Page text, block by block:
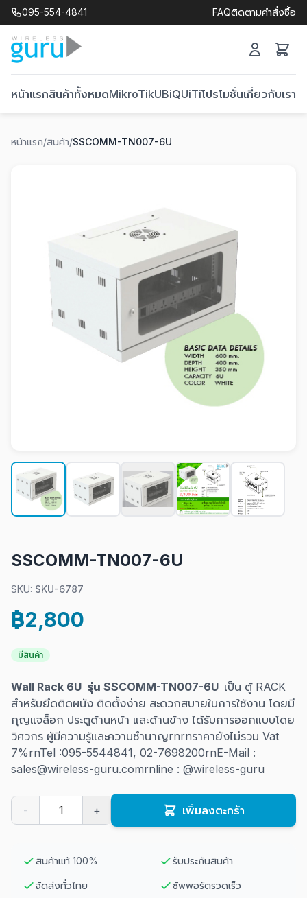
095-554-4841 FAQติดตามคำสั่งซื้อ
หน้าแรกสินค้าทั้งหมดMikroTikUBiQUiTiโปรโมชั่นเกี่ยวกับเรา
หน้าแรก/สินค้า/SSCOMM-TN007-6U
SSCOMM-TN007-6U
SKU: SKU-6787
฿2,800
มีสินค้า
Wall Rack 6U รุ่น SSCOMM-TN007-6U เป็น ตู้ RACK
สำหรับยึดติดผนัง ติดตั้งง่าย สะดวกสบายในการใช้งาน โดยมี
กุญแจล็อก ประตูด้านหน้า และด้านข้าง ได้รับการออกแบบโดย
วิศวกร ผู้มีความรู้และความชำนาญrnrnราคายังไม่รวม Vat
7%rnTel :095-5544841, 02-7698200rnE-Mail :
sales@wireless-guru.comrnline : @wireless-guru
- + เพิ่มลงตะกร้า
สินค้าแท้ 100% รับประกันสินค้า
จัดส่งทั่วไทย ซัพพอร์ตรวดเร็ว